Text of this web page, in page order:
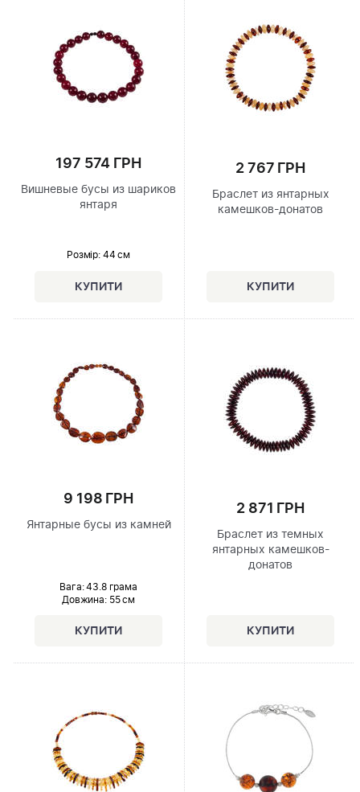
197 574 ГРН
Вишневые бусы из шариков
янтаря
Розмір: 44 см
2 767 ГРН
Браслет из янтарных
камешков-донатов
9 198 ГРН
Янтарные бусы из камней
Вага: 43.8 грама
Довжина:55 см
2 871 ГРН
Браслет из темных
янтарных камешков-
донатов